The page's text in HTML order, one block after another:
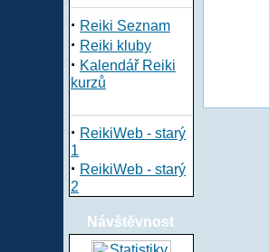
· Reiki Seznam
· Reiki kluby
· Kalendář Reiki
kurzů
· ReikiWeb - starý
1
· ReikiWeb - starý
2
Návštěvnost